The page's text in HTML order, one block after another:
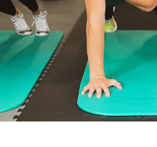
Articles & Posts
Infos & Tarifs
Contacts